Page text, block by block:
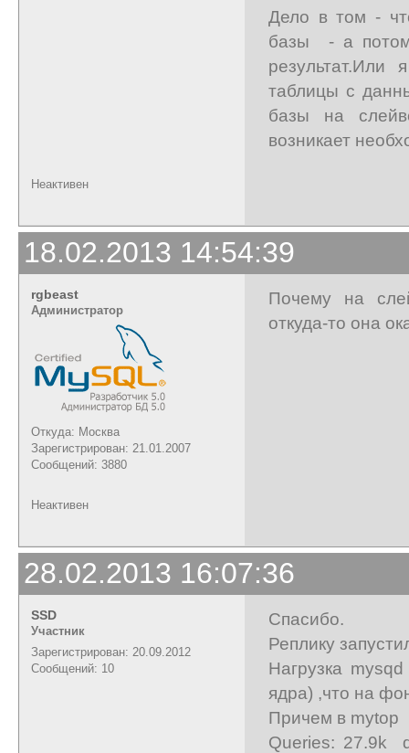
Дело в том -
базы - а потом
таблицы с
базы на
возникает
Неактивен
18.02.2013 14:54:39
rgbeast
Администратор
Откуда: Москва
Зарегистрирован: 21.01.2007
Сообщений: 3880
Почему на
откуда-то она
Неактивен
28.02.2013 16:07:36
SSD
Участник
Зарегистрирован: 20.09.2012
Сообщений: 10
Спасибо.
Реплику
Нагрузка
ядра) ,что на
Причем в mytop
Queries: